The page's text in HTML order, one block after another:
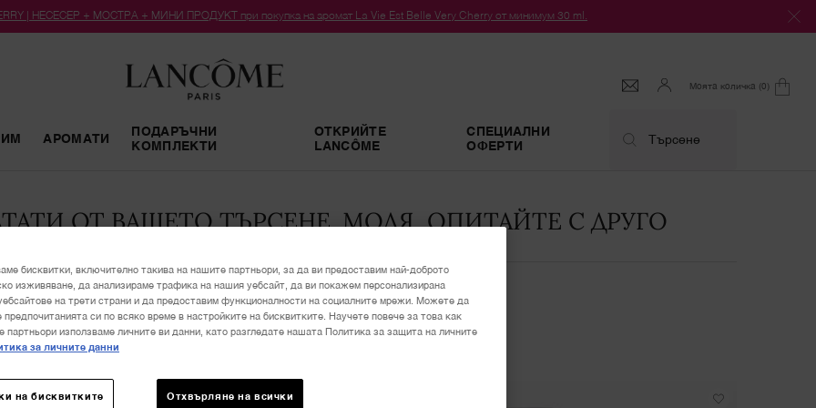
| НЕСЕСЕР + МОСТРА + МИНИ ПРОДУКТ при покупка на аромат La Vie Est Belle Very Cherry от минимум 30 ml.
Моята количка 0
0 продукт
АРОМАТИ
ПОДАРЪЧНИ
КОМПЛЕКТИ
ОТКРИЙТЕ
LANCÔME
СПЕЦИАЛНИ
ОФЕРТИ
Търсене
ОТ ВАШЕТО ТЪРСЕНЕ. МОЛЯ, ОПИТАЙТЕ С ДРУГО
НОВО
бисквитки, включително такива на нашите партньори, за да ви предоставим най-доброто
изживяване, да анализираме трафика на нашия уебсайт, да ви покажем персонализирана
на трети страни и да предоставим функционалности на социалните мрежи. Можете да
предпочитанията си по всяко време в настройките на бисквитките. Научете повече за това как
партньори използваме личните ви данни, като разгледате нашата Политика за защита на личните
за личните данни
на бисквитките Отхвърляне на всички